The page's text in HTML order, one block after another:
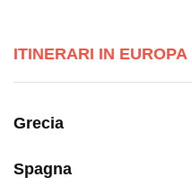
ITINERARI IN EUROPA
Grecia
Spagna